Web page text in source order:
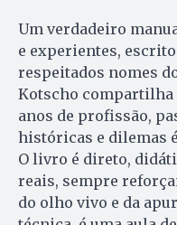
Um verdadeiro
e experientes,
respeitados nomes
Kotscho compartilha
anos de profissão,
históricas e dilemas
O livro é direto,
reais, sempre
do olho vivo e da